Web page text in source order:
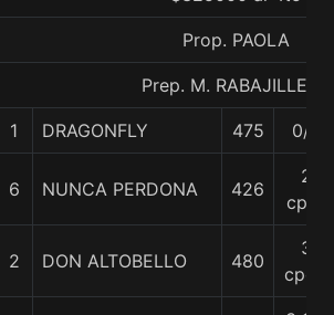
Prop. PAOLA
Prep. M. RABAJILLE D.
1 DRAGONFLY 475 0/0
6 NUNCA PERDONA 426
2
cpos
2 DON ALTOBELLO 480
3
cpos.